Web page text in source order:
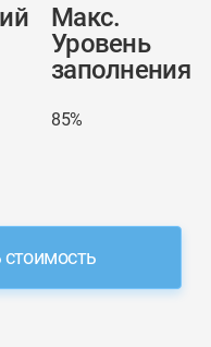
Макс.
Уровень
заполнения
85%
стоимость